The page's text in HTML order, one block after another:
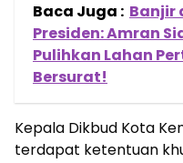
Baca Juga : Banjir
Presiden: Amran
Pulihkan Lahan
Bersurat!
Kepala Dikbud Kota
terdapat ketentuan